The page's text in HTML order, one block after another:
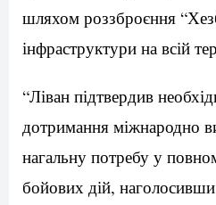
шляхом роззброєння
інфраструктури на всій
“Ліван підтвердив
дотримання міжнародно
нагальну потребу у
бойових дій,